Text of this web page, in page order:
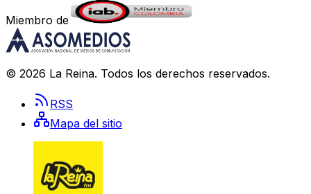
Miembro de
© 2026 La Reina. Todos los derechos reservados.
RSS
Mapa del sitio